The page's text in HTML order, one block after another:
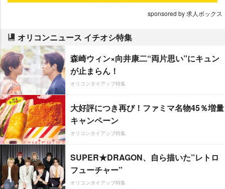
sponsored by 求人ボックス
オリコンニュース イチオシ特集
森崎ウィン×向井康二“両片思い”にキュン
が止まらん！
オリコンタイアップ特集
大好評につき再び！ファミマ名物45％増量
キャンペーン
オリコンタイアップ特集
SUPER★DRAGON、自ら描いた”レトロ
フューチャー”
オリコンタイアップ特集